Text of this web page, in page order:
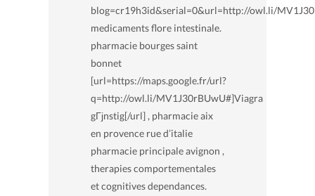
blog=cr19h3id&serial=0&url=http://owl.li/
medicaments flore intestinale.
pharmacie bourges saint
bonnet
[url=https://maps.google.fr/url?
q=http://owl.li/MV1J30rBUwU#]Viagra
gГјnstig[/url] , pharmacie aix
en provence rue d’italie
pharmacie principale avignon ,
therapies comportementales
et cognitives dependances.